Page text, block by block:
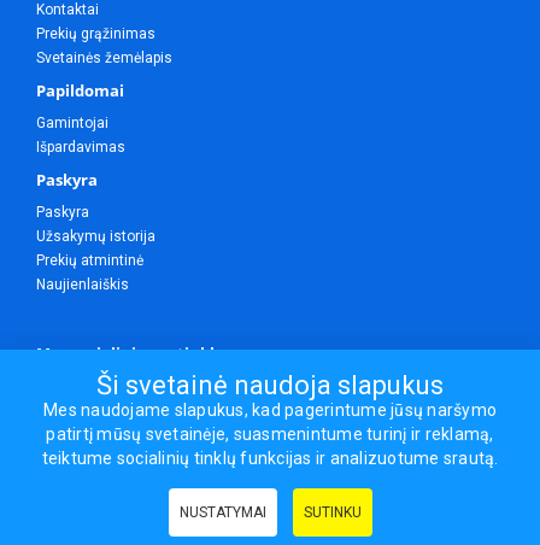
Kontaktai
Prekių grąžinimas
Svetainės žemėlapis
Papildomai
Gamintojai
Išpardavimas
Paskyra
Paskyra
Užsakymų istorija
Prekių atmintinė
Naujienlaiškis
Mes socialiniuose tinkluose
Visos teisės saugomos.
Sporto ir laisvalaikio prekės, maisto papildai - erasportas.lt © 2026
Ši svetainė naudoja slapukus
Mes naudojame slapukus, kad pagerintume jūsų naršymo
patirtį mūsų svetainėje, suasmenintume turinį ir reklamą,
teiktume socialinių tinklų funkcijas ir analizuotume srautą.
NUSTATYMAI SUTINKU